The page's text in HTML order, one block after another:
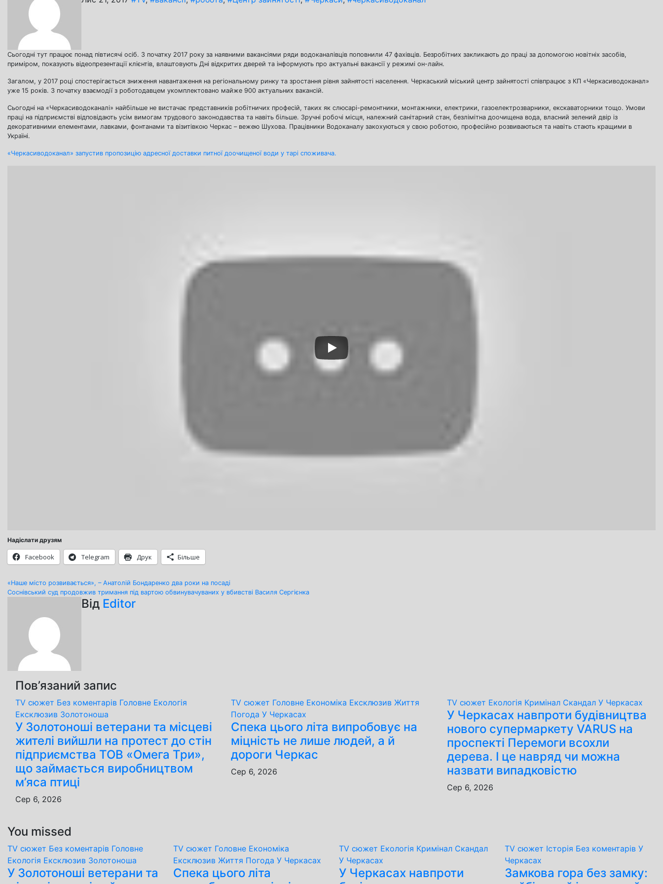
Сьогодні тут працює понад півтисячі осіб. З початку 2017 року за наявними вакансіями ряди водоканалівців поповнили 47 фахівців. Безробітних закликають до праці за допомогою новітніх засобів,
приміром, показують відеопрезентації клієнтів, влаштовують Дні відкритих дверей та інформують про актуальні вакансії у режимі он-лайн.
Загалом, у 2017 році спостерігається зниження навантаження на регіональному ринку та зростання рівня зайнятості населення. Черкаський міський центр зайнятості співпрацює з КП «Черкасиводоканал»
уже 15 років. З початку взаємодії з роботодавцем укомплектовано майже 900 актуальних вакансій.
Сьогодні на «Черкасиводоканалі» найбільше не вистачає представників робітничих професій, таких як слюсарі-ремонтники, монтажники, електрики, газоелектрозварники, екскаваторники тощо. Умови
праці на підприємстві відповідають усім вимогам трудового законодавства та навіть більше. Зручні робочі місця, належний санітарний стан, безлімітна доочищена вода, власний зелений двір із
декоративними елементами, лавками, фонтанами та візитівкою Черкас – вежею Шухова. Працівники Водоканалу закохуються у свою роботою, професійно розвиваються та навіть стають кращими в
Україні.
«Черкасиводоканал» запустив пропозицію адресної доставки питної доочищеної води у тарі споживача.
Надіслати друзям
Facebook Telegram Друк Більше
Навігація
«Наше місто розвивається», – Анатолій Бондаренко два роки на посаді
Соснівський суд продовжив тримання під вартою обвинувачуваних у вбивстві Василя Сергієнка
Від Editor
Пов’язаний запис
TV сюжет Без коментарів Головне Екологія
Ексклюзив Золотоноша
У Золотоноші ветерани та місцеві
жителі вийшли на протест до стін
підприємства ТОВ «Омега Три»,
що займається виробництвом
м’яса птиці
Сер 6, 2026
TV сюжет Головне Економіка Ексклюзив Життя
ПогодаУ Черкасах
Спека цього літа випробовує на
міцність не лише людей, а й
дороги Черкас
Сер 6, 2026
TV сюжет Екологія Кримінал Скандал У Черкасах
У Черкасах навпроти будівництва
нового супермаркету VARUS на
проспекті Перемоги всохли
дерева. І це навряд чи можна
назвати випадковістю
Сер 6, 2026
You missed
TV сюжет Без коментарів Головне
Екологія Ексклюзив Золотоноша
У Золотоноші ветерани та
TV сюжет Головне Економіка
Ексклюзив Життя Погода У Черкасах
Спека цього літа
TV сюжет Екологія Кримінал Скандал
У Черкасах
У Черкасах навпроти
TV сюжет Історія Без коментарів У
Черкасах
Замкова гора без замку: